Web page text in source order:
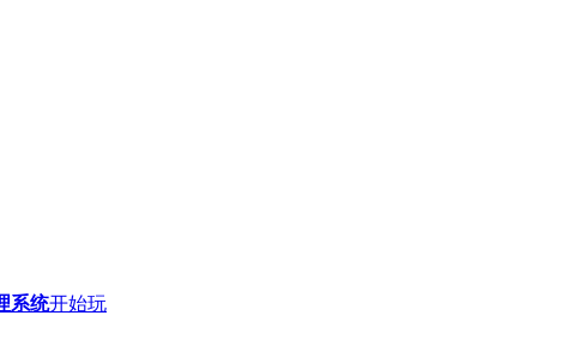
系统开始玩